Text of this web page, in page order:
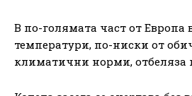
В по-голямата част от Европа
температури, по-ниски от
климатични норми, отбеляза